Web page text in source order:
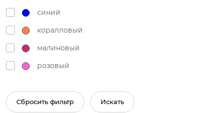
синий
коралловый
малиновый
розовый
светло-желтый
Сбросить фильтр Искать